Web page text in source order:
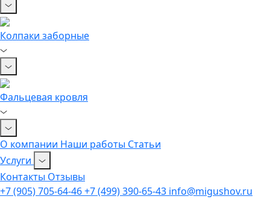
Колпаки заборные
Фальцевая кровля
О компании Наши работы Статьи
Услуги
Контакты Отзывы
+7 (905) 705-64-46+7 (499) 390-65-43 info@migushov.ru